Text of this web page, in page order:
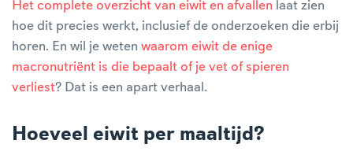
Het complete overzicht van eiwit en afvallen laat zien
hoe dit precies werkt, inclusief de onderzoeken die erbij
horen. En wil je weten waarom eiwit de enige
macronutriënt is die bepaalt of je vet of spieren
verliest? Dat is een apart verhaal.
Hoeveel eiwit per maaltijd?